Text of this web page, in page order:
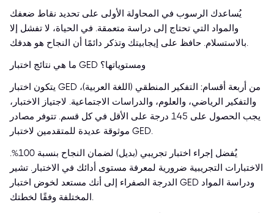
يُساعدك الرسوب في المحاولة الأولى على تحديد نقاط ضعفك
والمواد التي تحتاج إلى دراسة متعمقة. في الحياة، لا تفشل إلا
بالاستسلام. حافظ على إيجابيتك وتذكر دائمًا أن النجاح هو هدفك.
ما هي نتائج اختبار GED ومستوياتها؟
يتكون اختبار GED من أربعة أقسام: التفكير المنطقي (اللغة العربية)،
والتفكير الرياضي، والعلوم، والدراسات الاجتماعية. لاجتياز الاختبار،
يجب الحصول على 145 درجة على الأقل في كل قسم. تتوفر مصادر
موثوقة عديدة للمتقدمين لاختبار GED.
يُفضل إجراء اختبار تجريبي (بديل) لضمان النجاح بنسبة 100%.
الاختبارات التجريبية ضرورية لمعرفة مستوى أدائك في الاختبار. تشير
الدرجة الصفراء إلى أنك مستعد لخوض اختبار GED ودراسة المواد
المختلفة وفقًا لخطتك.